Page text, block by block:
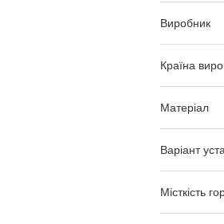
Виробник
Країна
Матеріал
Варіант
Місткість